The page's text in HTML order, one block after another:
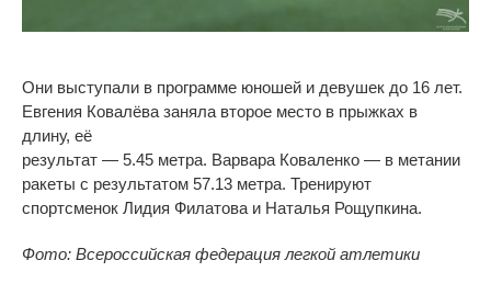
Они выступали в программе юношей и девушек до 16 лет.
Евгения Ковалёва заняла второе место в прыжках в
длину, её
результат — 5.45 метра. Варвара Коваленко — в метании
ракеты с результатом 57.13 метра. Тренируют
спортсменок Лидия Филатова и Наталья Рощупкина.
Фото: Всероссийская федерация легкой атлетики